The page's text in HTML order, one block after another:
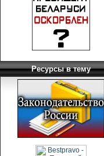
Ресурсы в тему